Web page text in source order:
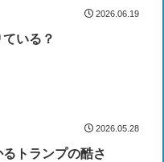
2026.06.19
いる？
2026.05.28
トランプの酷さ